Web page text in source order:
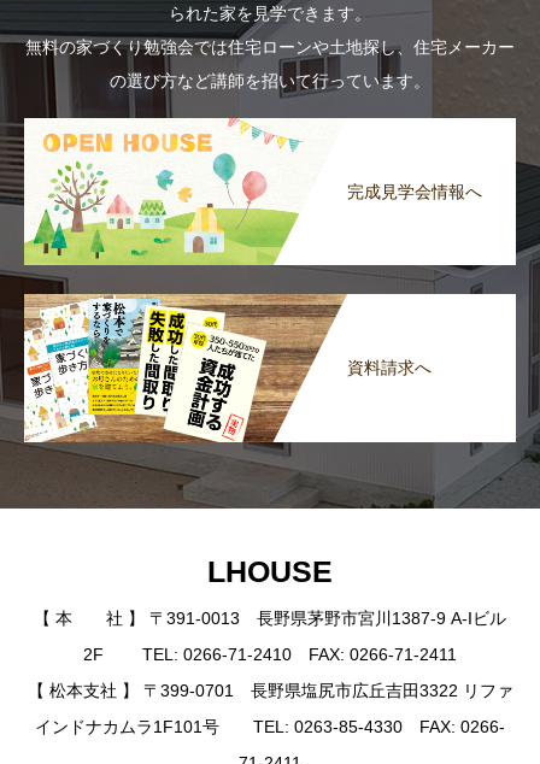
られた家を見学できます。
無料の家づくり勉強会では住宅ローンや土地探し、住宅メーカー
の選び方など講師を招いて行っています。
完成見学会情報へ
資料請求へ
LHOUSE
【 本 社 】 〒391-0013 長野県茅野市宮川1387-9 A-Iビル
2F TEL: 0266-71-2410 FAX: 0266-71-2411
【 松本支社 】 〒399-0701 長野県塩尻市広丘吉田3322 リファ
インドナカムラ1F101号 TEL: 0263-85-4330 FAX: 0266-